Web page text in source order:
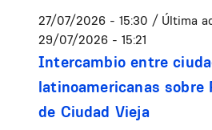
27/07/2026 - 15:30 / Última
29/07/2026 - 15:21
Intercambio entre
latinoamericanas sobre
de Ciudad Vieja